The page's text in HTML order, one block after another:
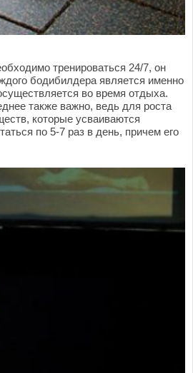
тренироваться 24/7, он
бодибилдера является именно
во время отдыха.
также важно, ведь для роста
которые усваиваются
по 5-7 раз в день, причем его